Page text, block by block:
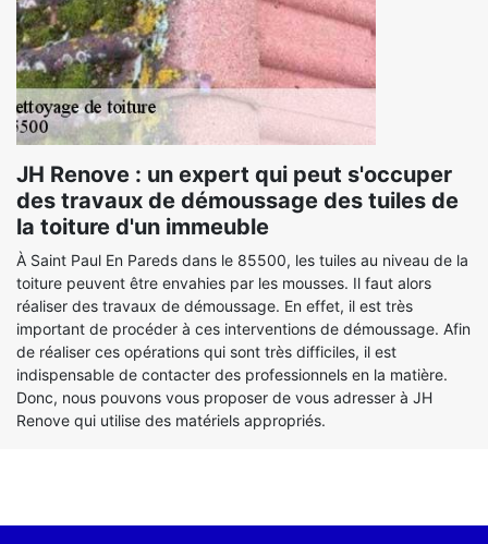
JH Renove : un expert qui peut s'occuper
des travaux de démoussage des tuiles de
la toiture d'un immeuble
À Saint Paul En Pareds dans le 85500, les tuiles au niveau de la
toiture peuvent être envahies par les mousses. Il faut alors
réaliser des travaux de démoussage. En effet, il est très
important de procéder à ces interventions de démoussage. Afin
de réaliser ces opérations qui sont très difficiles, il est
indispensable de contacter des professionnels en la matière.
Donc, nous pouvons vous proposer de vous adresser à JH
Renove qui utilise des matériels appropriés.